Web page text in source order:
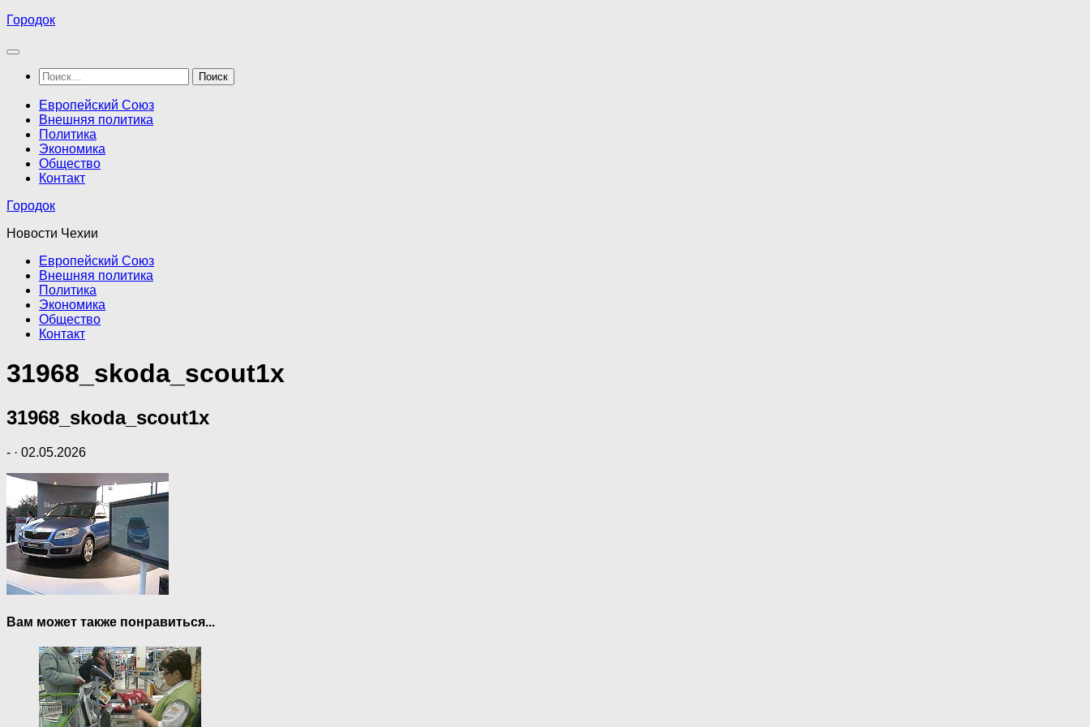
Перейти
содержимому
Городок
Найти:
Европейский Союз
Внешняя политика
Политика
Экономика
Общество
Контакт
Городок
Новости Чехии
Европейский Союз
Внешняя политика
Политика
Экономика
Общество
Контакт
31968_skoda_scout1x
31968_skoda_scout1x
- · 02.05.2026
Вам может также понравиться...